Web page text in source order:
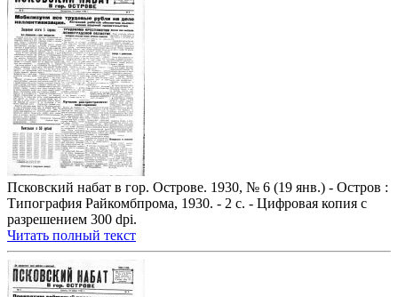
Псковский набат в гор. Острове. 1930, № 6 (19 янв.) - Остров :
Типография Райкомбпрома, 1930. - 2 с. - Цифровая копия с
разрешением 300 dpi.
Читать полный текст